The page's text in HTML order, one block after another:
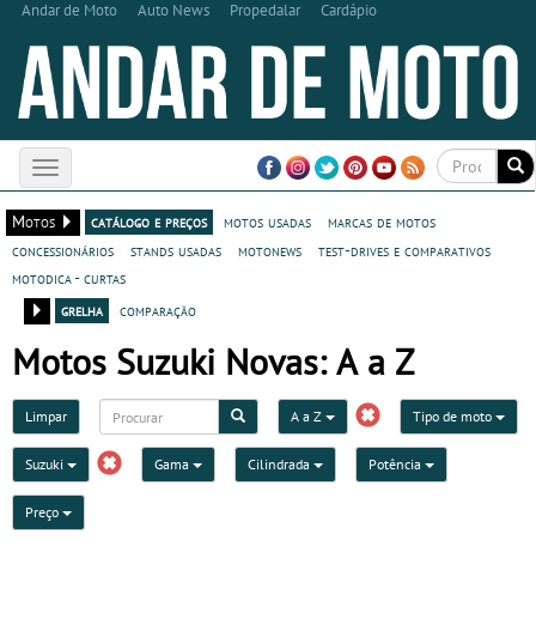
Andar de Moto Auto News Propedalar Cardápio
Toggle
navigation
Motos
catálogo e preços motos usadas
marcas de motos
concessionários
stands usadas motonews
test-drives e comparativos
motodica - curtas
grelha
comparação
Motos Suzuki Novas: A a Z
Limpar A a Z Tipo de moto
Suzuki Gama Cilindrada Potência
Preço